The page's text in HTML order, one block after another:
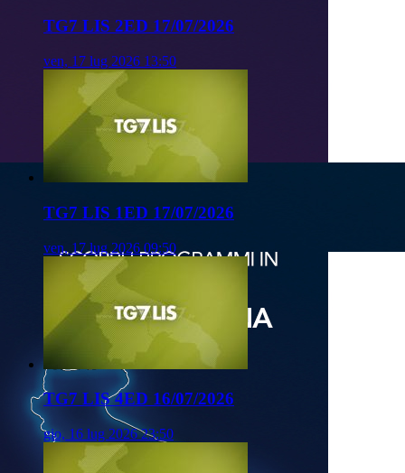
TG7 LIS 2ED 17/07/2026
ven, 17 lug 2026 13:50
TG7 LIS 1ED 17/07/2026
ven, 17 lug 2026 09:50
TG7 LIS 4ED 16/07/2026
gio, 16 lug 2026 23:50